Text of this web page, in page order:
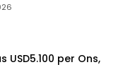
USD5.100 per Ons,